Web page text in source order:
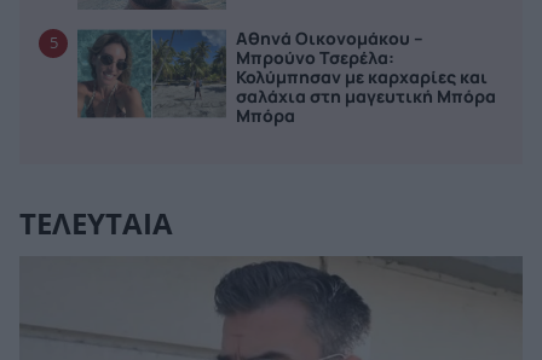
5
Αθηνά Οικονομάκου –
Μπρούνο Τσερέλα:
Κολύμπησαν με καρχαρίες και
σαλάχια στη μαγευτική Μπόρα
Μπόρα
ΤΕΛΕΥΤΑΙΑ